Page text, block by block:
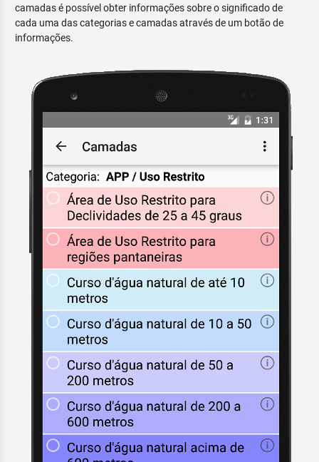
camadas é possível obter informações sobre o significado de
cada uma das categorias e camadas através de um botão de
informações.